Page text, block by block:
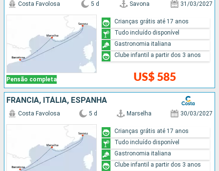
Pensão completa
Costa Favolosa 5 d Savona 31/03/2027
US$ 585
Crianças grátis até 17 anos
Tudo incluído disponível
Gastronomia italiana
Clube infantil a partir dos 3 anos
FRANCIA, ITÁLIA, ESPANHA
Costa Favolosa 5 d Marselha 30/03/2027
Crianças grátis até 17 anos
Tudo incluído disponível
Gastronomia italiana
Clube infantil a partir dos 3 anos